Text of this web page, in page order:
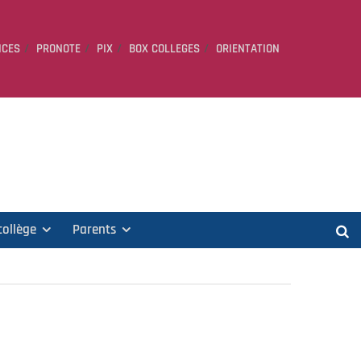
PRONOTE PIX BOX COLLEGES ORIENTATION
Parents